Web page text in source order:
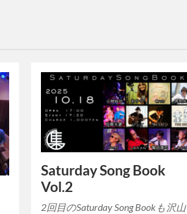
Saturday Song Book
Vol.2
2回目のSaturday Song Bookも沢山